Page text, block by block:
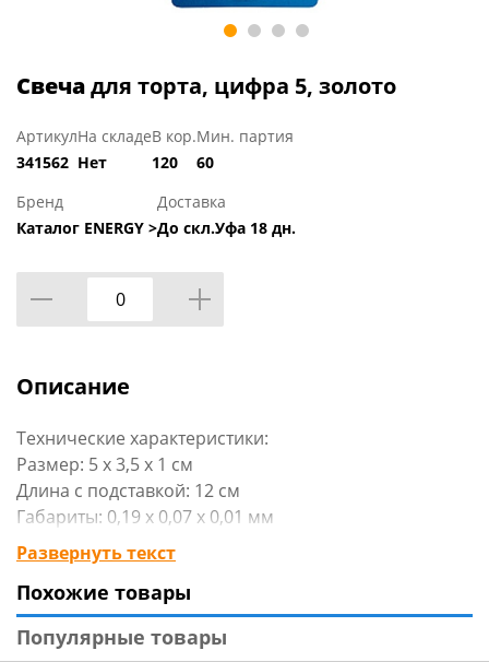
Свечадля торта, цифра 5, золото
Артикул
341562
На складе
Нет
В кор.
120
Мин. партия
60
Бренд
Каталог ENERGY >
Доставка
До скл.Уфа 18 дн.
Описание
Технические характеристики:
Размер: 5 х 3,5 х 1 см
Длина с подставкой: 12 см
Габариты: 0,19 х 0,07 х 0,01 мм
Вид упаковки: блистер
Материал изделия: парафин, пластмасса
Цвет: золото
Бренд: «Волшебная страна»
Страна-изготовитель: Россия
Развернуть текст
Похожие товары
Популярные товары